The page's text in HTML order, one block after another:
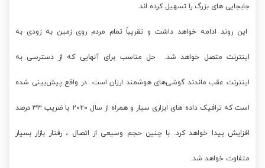
جابجایی های بزرگ را تسهیل کرده اند.
این روند ادامه خواهد داشت و تقریباً تمام مردم روی زمین به زودی به
اینترنت متصل خواهد شد. حل مناسب برای آنهایی که از دسترسی به
اینترنت عقب ماندند گوشی‌های هوشمند ارزان است در واقع پیش‌بینی شده
است که ترافیک داده های ابزاری سیار و همراه از سال ۲۰۲۰ با ضریب ۳۳ درصد
افزایش پیدا خواهد کرد. با چنین حجم وسیعی از اتصال ، رفتار بازار بسیار
متفاوت خواهد شد.